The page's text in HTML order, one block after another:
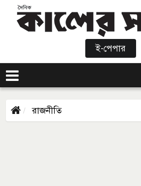
ই-পেপার
রাজনীতি